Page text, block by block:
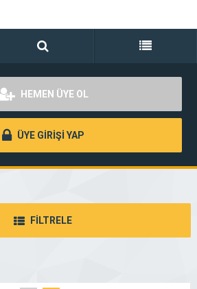
HEMEN ÜYE OL
ÜYE GİRİŞİ YAP
FİLTRELE